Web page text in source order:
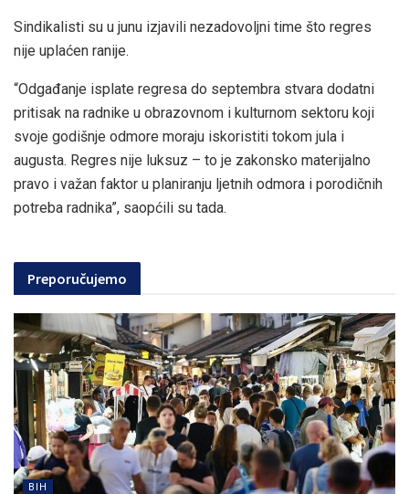
Sindikalisti su u junu izjavili nezadovoljni time što regres
nije uplaćen ranije.
“Odgađanje isplate regresa do septembra stvara dodatni
pritisak na radnike u obrazovnom i kulturnom sektoru koji
svoje godišnje odmore moraju iskoristiti tokom jula i
augusta. Regres nije luksuz – to je zakonsko materijalno
pravo i važan faktor u planiranju ljetnih odmora i porodičnih
potreba radnika”, saopćili su tada.
Preporučujemo
BIH